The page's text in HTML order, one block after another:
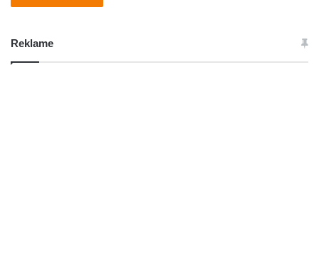
Reklame